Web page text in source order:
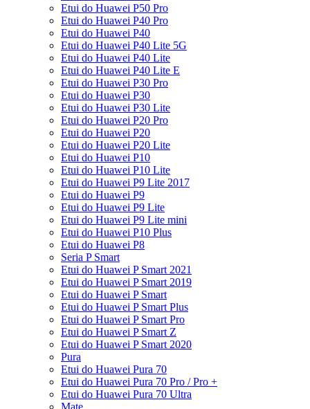
Etui do Huawei P50 Pro
Etui do Huawei P40 Pro
Etui do Huawei P40
Etui do Huawei P40 Lite 5G
Etui do Huawei P40 Lite
Etui do Huawei P40 Lite E
Etui do Huawei P30 Pro
Etui do Huawei P30
Etui do Huawei P30 Lite
Etui do Huawei P20 Pro
Etui do Huawei P20
Etui do Huawei P20 Lite
Etui do Huawei P10
Etui do Huawei P10 Lite
Etui do Huawei P9 Lite 2017
Etui do Huawei P9
Etui do Huawei P9 Lite
Etui do Huawei P9 Lite mini
Etui do Huawei P10 Plus
Etui do Huawei P8
Seria P Smart
Etui do Huawei P Smart 2021
Etui do Huawei P Smart 2019
Etui do Huawei P Smart
Etui do Huawei P Smart Plus
Etui do Huawei P Smart Pro
Etui do Huawei P Smart Z
Etui do Huawei P Smart 2020
Pura
Etui do Huawei Pura 70
Etui do Huawei Pura 70 Pro / Pro +
Etui do Huawei Pura 70 Ultra
Mate